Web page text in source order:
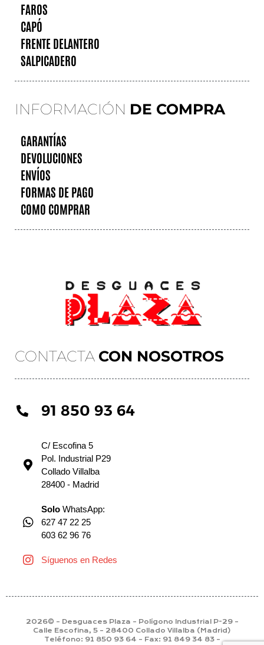
CONTACTA CON NOSOTROS
91 850 93 64
C/ Escofina 5
Pol. Industrial P29
Collado Villalba
28400 - Madrid
Solo WhatsApp:
627 47 22 25
603 62 96 76
Síguenos en Redes
FAROS
CAPÓ
FRENTE DELANTERO
SALPICADERO
INFORMACIÓN DE COMPRA
GARANTÍAS
DEVOLUCIONES
ENVÍOS
FORMAS DE PAGO
COMO COMPRAR
2026© – Desguaces Plaza – Polígono Industrial P-29 –
Calle Escofina, 5 – 28400 Collado Villalba (Madrid)
Teléfono: 91 850 93 64 – Fax: 91 849 34 83 –